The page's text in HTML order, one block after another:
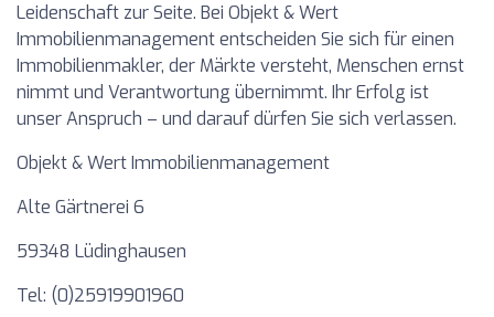
Leidenschaft zur Seite. Bei Objekt & Wert
Immobilienmanagemententscheiden Sie sich für einen
Immobilienmakler, der Märkte versteht, Menschen ernst
nimmt und Verantwortung übernimmt. Ihr Erfolg ist
unser Anspruch – und darauf dürfen Sie sich verlassen.
Objekt & Wert Immobilienmanagement
Alte Gärtnerei 6
59348 Lüdinghausen
Tel: (0)25919901960